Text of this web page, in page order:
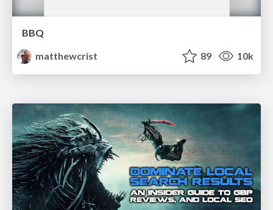
BBQ
matthewcrist
89 10k